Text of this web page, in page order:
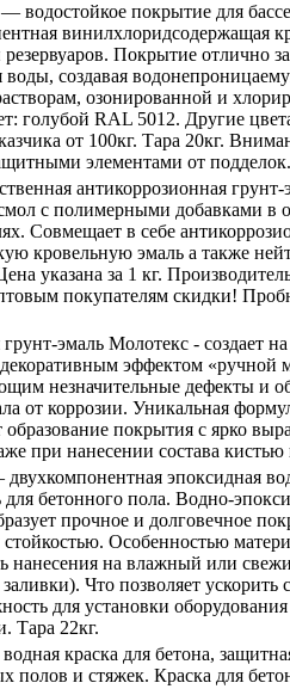
водостойкое покрытие для
винилхлоридсодержащая
резервуаров. Покрытие отлично
воды, создавая
озонированной и
голубой RAL 5012. Другие
от 100кг. Тара 20кг.
элементами­ от подделок.
антикоррозионная грунт-
с полимерными добавками в
Совмещает в себе
кровельную эмаль а также
указана за 1 кг.
покупателям скидки!
эмаль Молотекс - создает
эффектом «ручной
незначительные дефекты и
от коррозии. Уникальная
образование покрытия с ярко
при нанесении состава
эпоксидная
для бетонного пола. Водно-
прочное и долговечное
Особенностью
нанесения на влажный или
Что позволяет ускорить
для установки
Тара 22кг.
краска для бетона,
полов и стяжек. Краска для